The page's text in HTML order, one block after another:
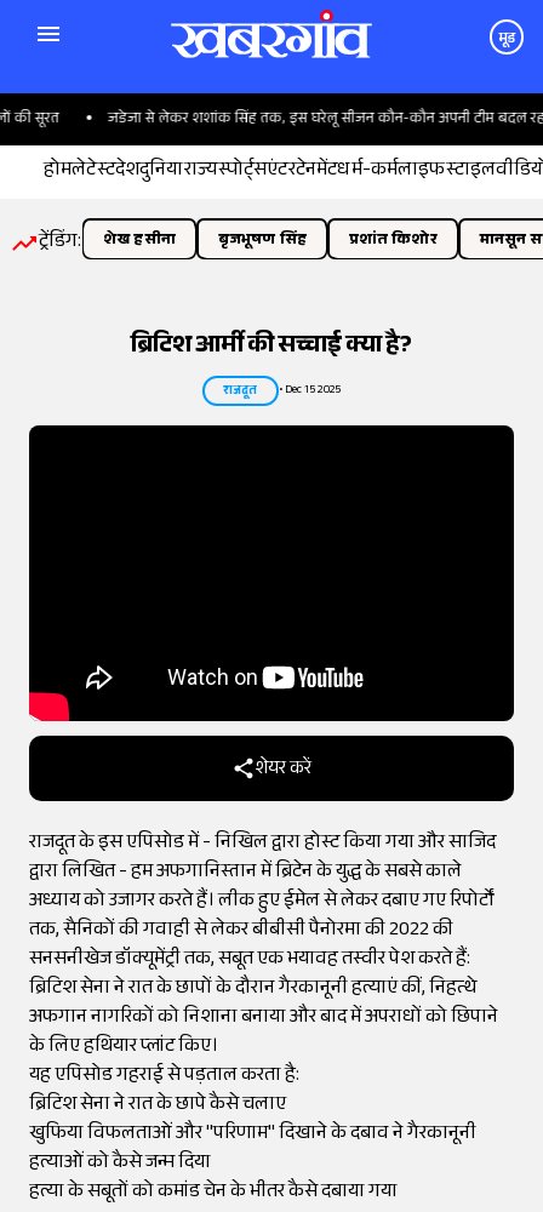
मूड
जडेजा से लेकर शशांक सिंह तक, इस घरेलू सीजन कौन-कौन अपनी टीम बदल रहा है?
होमलेटेस्टदेशदुनियाराज्यस्पोर्ट्सएंटरटेनमेंटधर्म-कर्मलाइफस्टाइल
ट्रेंडिंग: शेख हसीना बृजभूषण सिंह प्रशांत किशोर मानसून
ब्रिटिश आर्मी की सच्चाई क्या है?
राजदूत •Dec 15 2025
शेयर करें
राजदूत के इस एपिसोड में - निखिल द्वारा होस्ट किया गया और साजिद
द्वारा लिखित - हम अफगानिस्तान में ब्रिटेन के युद्ध के सबसे काले
अध्याय को उजागर करते हैं। लीक हुए ईमेल से लेकर दबाए गए रिपोर्टों
तक, सैनिकों की गवाही से लेकर बीबीसी पैनोरमा की 2022 की
सनसनीखेज डॉक्यूमेंट्री तक, सबूत एक भयावह तस्वीर पेश करते हैं:
ब्रिटिश सेना ने रात के छापों के दौरान गैरकानूनी हत्याएं कीं, निहत्थे
अफगान नागरिकों को निशाना बनाया और बाद में अपराधों को छिपाने
के लिए हथियार प्लांट किए।
यह एपिसोड गहराई से पड़ताल करता है:
ब्रिटिश सेना ने रात के छापे कैसे चलाए
खुफिया विफलताओं और "परिणाम" दिखाने के दबाव ने गैरकानूनी
हत्याओं को कैसे जन्म दिया
हत्या के सबूतों को कमांड चेन के भीतर कैसे दबाया गया